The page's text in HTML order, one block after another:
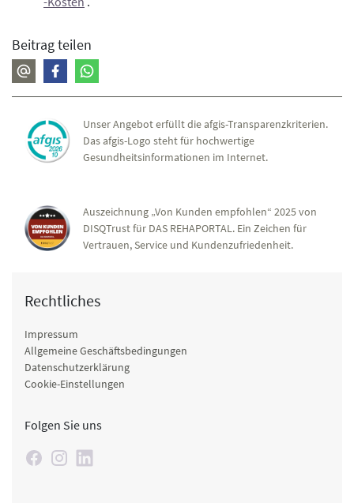
Beitrag teilen
Unser Angebot erfüllt die afgis-Transparenzkriterien.
Das afgis-Logo steht für hochwertige
Gesundheitsinformationen im Internet.
Auszeichnung „Von Kunden empfohlen“ 2025 von
DISQTrust für DAS REHAPORTAL. Ein Zeichen für
Vertrauen, Service und Kundenzufriedenheit.
Rechtliches
Impressum
Allgemeine Geschäftsbedingungen
Datenschutzerklärung
Cookie-Einstellungen
Folgen Sie uns